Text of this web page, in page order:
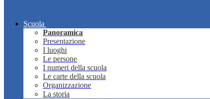
Scuola
Panoramica
Presentazione
I luoghi
Le persone
I numeri della scuola
Le carte della scuola
Organizzazione
La storia